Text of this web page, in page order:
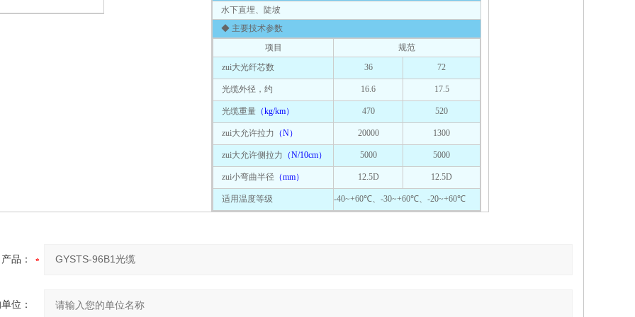
水下直埋、陡坡
◆ 主要技术参数
项目
规范
zui大光纤芯数
36 72
光缆外径，约 16.6 17.5
光缆重量 （kg/km） 470 520
zui大允许拉力 （N） 20000 1300
zui大允许侧拉力 （N/10cm） 5000 5000
zui小弯曲半径 （mm） 12.5D 12.5D
适用温度等级 -40~+60℃、-30~+60℃、-20~+60℃
产品：
位：